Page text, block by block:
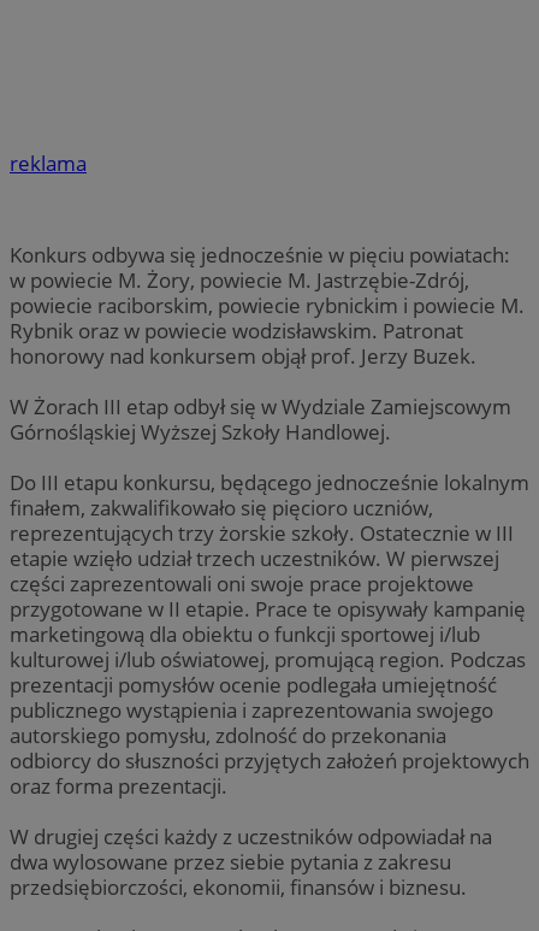
reklama
Konkurs odbywa się jednocześnie w pięciu powiatach:
w powiecie M. Żory, powiecie M. Jastrzębie-Zdrój,
powiecie raciborskim, powiecie rybnickim i powiecie M.
Rybnik oraz w powiecie wodzisławskim. Patronat
honorowy nad konkursem objął prof. Jerzy Buzek.
W Żorach III etap odbył się w Wydziale Zamiejscowym
Górnośląskiej Wyższej Szkoły Handlowej.
Do III etapu konkursu, będącego jednocześnie lokalnym
finałem, zakwalifikowało się pięcioro uczniów,
reprezentujących trzy żorskie szkoły. Ostatecznie w III
etapie wzięło udział trzech uczestników. W pierwszej
części zaprezentowali oni swoje prace projektowe
przygotowane w II etapie. Prace te opisywały kampanię
marketingową dla obiektu o funkcji sportowej i/lub
kulturowej i/lub oświatowej, promującą region. Podczas
prezentacji pomysłów ocenie podlegała umiejętność
publicznego wystąpienia i zaprezentowania swojego
autorskiego pomysłu, zdolność do przekonania
odbiorcy do słuszności przyjętych założeń projektowych
oraz forma prezentacji.
W drugiej części każdy z uczestników odpowiadał na
dwa wylosowane przez siebie pytania z zakresu
przedsiębiorczości, ekonomii, finansów i biznesu.